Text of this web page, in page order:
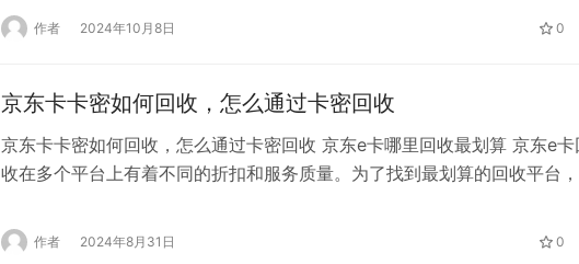
都市教育局直接管理。西川中学是一所以寄宿制为主的示范性私立中学，同
作者 2024年10月8日 0
京东卡卡密如何回收，怎么通过卡密回收
京东卡卡密如何回收，怎么通过卡密回收 京东e卡哪里回收最划算 京东e卡
收在多个平台上有着不同的折扣和服务质量。为了找到最划算的回收平台，
适的京东e卡回收平台是一个涉及多方面考量的决策。用户应根据自己的实
求如对折扣率的要求、交易的速度需求，以及对平台安全性的关注程度来做
作者 2024年8月31日 0